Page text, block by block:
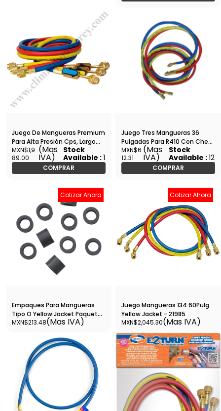
Juego De Mangueras Premium
Para Alta Presión Cps, Largo
152 Cm (60&Quot;) - HP5E
MXN$1,9
89.00
(Mas
IVA)
Stock
Available :1
COMPRAR
Juego Tres Mangueras 36
Pulgadas Para R410 Con Check
- Hu-100L
MXN$6
12.31
(Mas
IVA)
Stock
Available :12
COMPRAR
Cotizar Ahora
Empaques Para Mangueras
Tipo O Yellow Jacket Paquete
con 10 pza - 19020
MXN$213.48(Mas IVA)
Cotizar Ahora
Juego Mangueras 134 60Pulg
Yellow Jacket - 21985
MXN$2,045.30(Mas IVA)